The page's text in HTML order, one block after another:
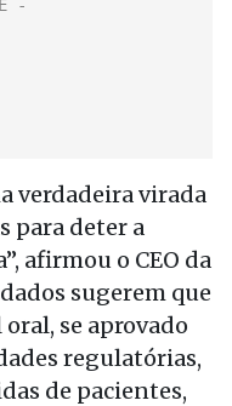
verdadeira virada
para deter a
afirmou o CEO da
sugerem que
se aprovado
regulatórias,
de pacientes,